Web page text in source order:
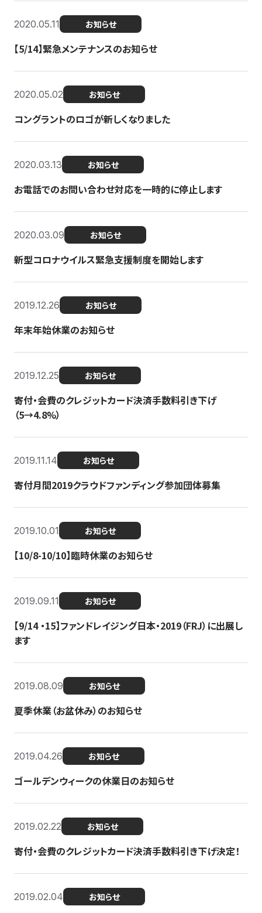
2020.05.11 お知らせ
【5/14】緊急メンテナンスのお知らせ
2020.05.02 お知らせ
コングラントのロゴが新しくなりました
2020.03.13 お知らせ
お電話でのお問い合わせ対応を一時的に停止します
2020.03.09 お知らせ
新型コロナウイルス緊急支援制度を開始します
2019.12.26 お知らせ
年末年始休業のお知らせ
2019.12.25 お知らせ
寄付・会費のクレジットカード決済手数料引き下げ
（5→4.8%）
2019.11.14 お知らせ
寄付月間2019クラウドファンディング参加団体募集
2019.10.01 お知らせ
【10/8-10/10】臨時休業のお知らせ
2019.09.11 お知らせ
【9/14 ・15】ファンドレイジング日本・2019（FRJ）に出展し
ます
2019.08.09 お知らせ
夏季休業（お盆休み）のお知らせ
2019.04.26 お知らせ
ゴールデンウィークの休業日のお知らせ
2019.02.22 お知らせ
寄付・会費のクレジットカード決済手数料引き下げ決定！
2019.02.04 お知らせ